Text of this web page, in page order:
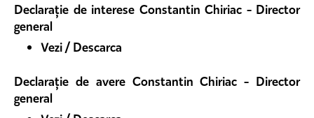
Declarație de interese Constantin Chiriac - Director
general
Vezi / Descarca
Declarație de avere Constantin Chiriac - Director
general